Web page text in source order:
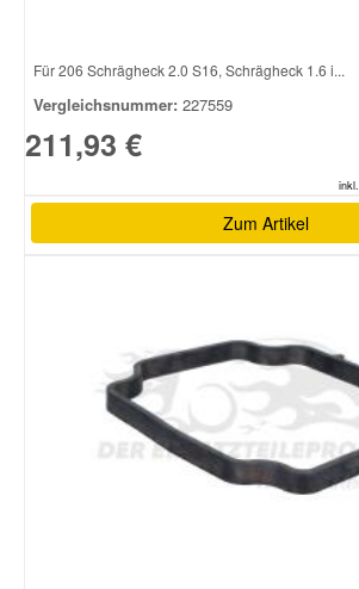
Für 206 Schrägheck 2.0 S16, Schrägheck 1.6 i...
Vergleichsnummer: 227559
211,93 €
Zum Artikel